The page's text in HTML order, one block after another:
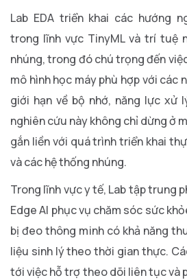
Lab EDA triển khai các hướng
trong lĩnh vực TinyML và trí tuệ
nhúng, trong đó chú trọng đến
mô hình học máy phù hợp với các
giới hạn về bộ nhớ, năng lực xử
nghiên cứu này không chỉ dừng ở
gắn liền với quá trình triển khai
và các hệ thống nhúng.
Trong lĩnh vực y tế, Lab tập trung
Edge AI phục vụ chăm sóc sức
bị đeo thông minh có khả năng
liệu sinh lý theo thời gian thực.
tới việc hỗ trợ theo dõi liên tục và